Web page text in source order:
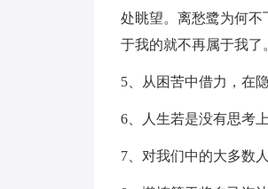
处眺望。离愁鹭为何
于我的就不再属于我了
5、从困苦中借力，在
6、人生若是没有思考
7、对我们中的大多数